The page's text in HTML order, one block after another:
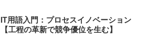
IT用語入門：プロセスイノベーション
【工程の革新で競争優位を生む】